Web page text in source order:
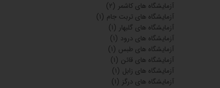
آزمایشگاه های کاشمر (۲)
آزمایشگاه های تربت جام (۱)
آزمایشگاه های گلبهار (۱)
آزمایشگاه های درود (۱)
آزمایشگاه های طبس (۱)
آزمایشگاه های قائن (۱)
آزمایشگاه های زابل (۱)
آزمایشگاه های درگز (۱)